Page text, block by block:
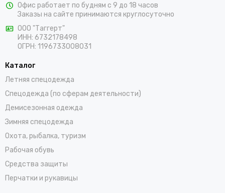
жилеты, сезонные костюмы, брюки и прочие составляющие
униформы в ярких заметных цветах. Доставка покупок,
которые оформляются на сайте, осуществляется по
Нефтекамску и остальным населенным пунктам России.
Офис работает по будням с 9 до 18 часов
Заказы на сайте принимаются круглосуточно
ООО "Таггерт"
ИНН: 6732178498
ОГРН: 1196733008031
Каталог
Летняя спецодежда
Спецодежда (по сферам деятельности)
Демисезонная одежда
Зимняя спецодежда
Охота, рыбалка, туризм
Рабочая обувь
Средства защиты
Перчатки и рукавицы